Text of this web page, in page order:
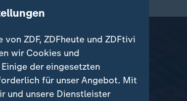
ZDF, ZDFheute und ZDFtivi
wir Cookies und
der eingesetzten
für unser Angebot. Mit
und unsere Dienstleister